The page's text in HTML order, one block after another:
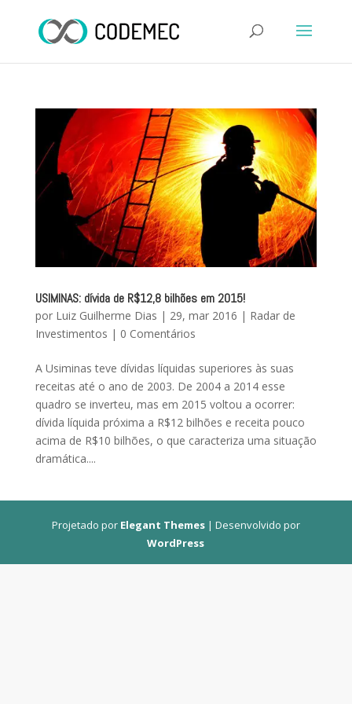
USIMINAS: dívida de R$12,8 bilhões em 2015!
por Luiz Guilherme Dias | 29, mar 2016 | Radar de
Investimentos | 0 Comentários
A Usiminas teve dívidas líquidas superiores às suas
receitas até o ano de 2003. De 2004 a 2014 esse
quadro se inverteu, mas em 2015 voltou a ocorrer:
dívida líquida próxima a R$12 bilhões e receita pouco
acima de R$10 bilhões, o que caracteriza uma situação
dramática....
Projetado por Elegant Themes| Desenvolvido por
WordPress